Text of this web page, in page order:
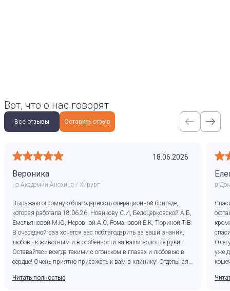
Вот, что о нас говорят
Все отзывы Оставить отзыв
18.06.2026
Вероника
на Академии Анохина / Хирург
Выражаю огромную благодарность операционной бригаде,
которая работала 18.06.26, Новикову С.И, Белоцерковской А.Б,
Емельяновой М.Ю, Неровной А.С, Романовой Е.К, Тюриной Т.В.
В очередной раз хочется вас поблагодарить за ваши знания,
любовь к животным и в особенности за ваши золотые руки!
Оставайтесь всегда такими с огоньком в глазах и любовью в
сердце! Очень приятно приезжать к вам в клинику! Отдельная
специалисты с большой буквы.
Читать полностью
в
уже